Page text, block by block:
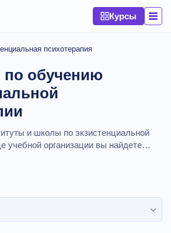
Курсы
психотерапия
по обучению
и школы по экзистенциальной
учебной организации вы найдете
о контактах, официальный сайт,